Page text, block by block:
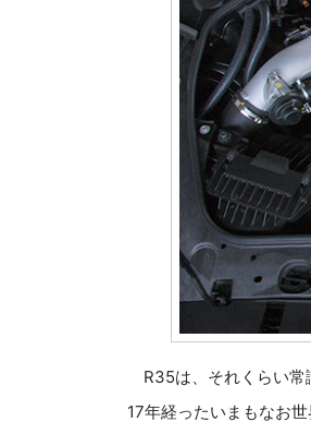
R35は、それくらい常
17年経ったいまもなお